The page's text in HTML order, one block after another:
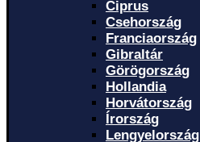
Ciprus
Csehország
Franciaország
Gibraltár
Görögország
Hollandia
Horvátország
Írország
Lengyelország